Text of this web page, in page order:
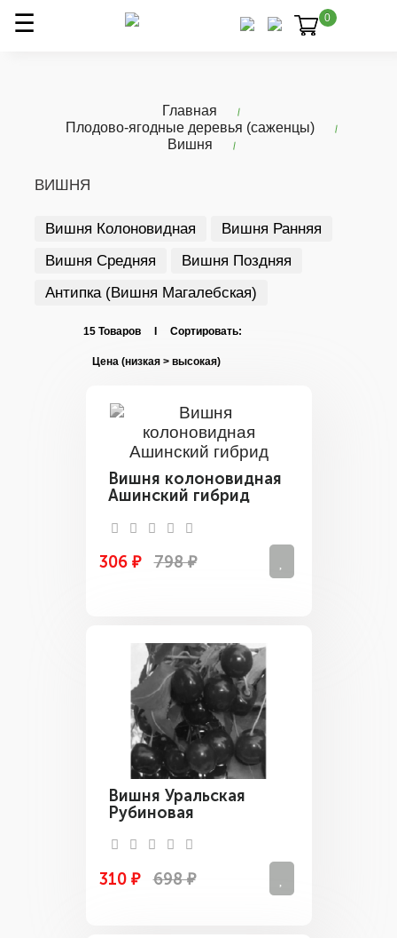
0
Главная
Плодово-ягодные деревья (саженцы)
Вишня
ВИШНЯ
Вишня Колоновидная
Вишня Ранняя
Вишня Средняя
Вишня Поздняя
Антипка (Вишня Магалебская)
15 Товаров I Сортировать:
Вишня колоновидная
Ашинский гибрид
306 ₽ 798 ₽
Вишня Уральская
Рубиновая
310 ₽ 698 ₽